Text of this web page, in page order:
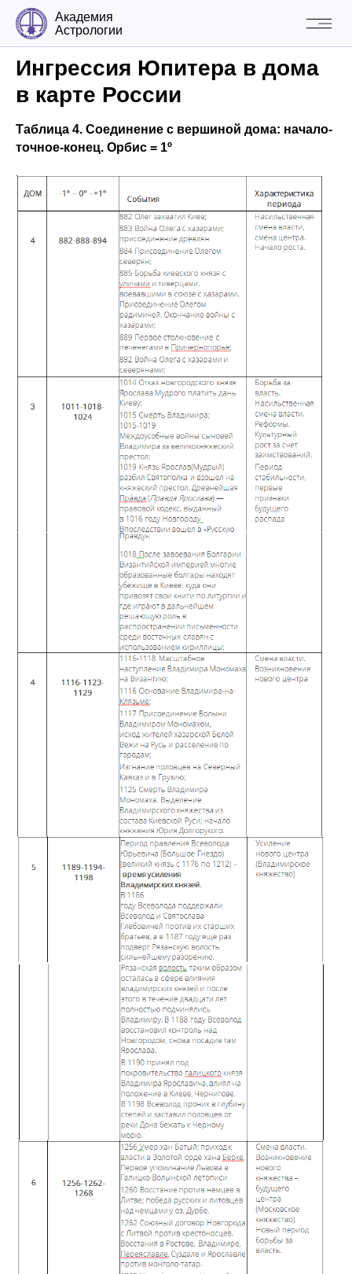
Академия
Астрологии
Ингрессия Юпитера в дома
в карте России
Таблица 4. Соединение с вершиной дома: начало-
точное-конец. Орбис = 1º